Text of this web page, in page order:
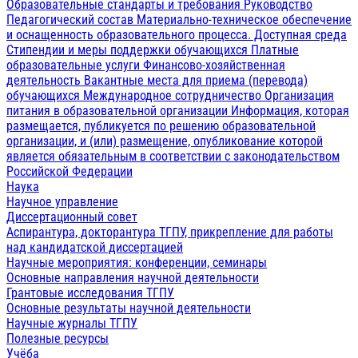
Образовательные стандарты и требования Руководство
Педагогический состав Материально-техническое обеспечение
и оснащенность образовательного процесса. Доступная среда
Стипендии и меры поддержки обучающихся Платные
образовательные услуги Финансово-хозяйственная
деятельность Вакантные места для приема (перевода)
обучающихся Международное сотрудничество Организация
питания в образовательной организации Информация, которая
размещается, публикуется по решению образовательной
организации, и (или) размещение, опубликование которой
является обязательным в соответствии с законодательством
Российской Федерации
Наука
Научное управление
Диссертационный совет
Аспирантура, докторантура ТГПУ, прикрепление для работы
над кандидатской диссертацией
Научные мероприятия: конференции, семинары
Основные направления научной деятельности
Грантовые исследования ТГПУ
Основные результаты научной деятельности
Научные журналы ТГПУ
Полезные ресурсы
Учёба